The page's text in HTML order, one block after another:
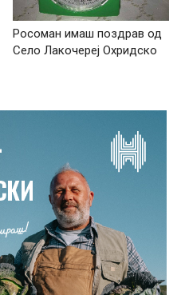
Росоман имаш поздрав од
Село Лакочереј Охридско